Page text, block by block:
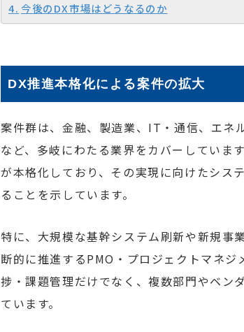
今後のDX市場はどうなるのか
DX推進本格化による案件の拡大
案件群は、金融、製造業、IT・通信、エネ
など、多岐にわたる業界をカバーしていま
が本格化しており、その実現に向けたシス
ることを示しています。
特に、大規模な基幹システム刷新や新規事
断的に推進するPMO・プロジェクトマネジ
捗・課題管理だけでなく、複数部門やベン
ています。